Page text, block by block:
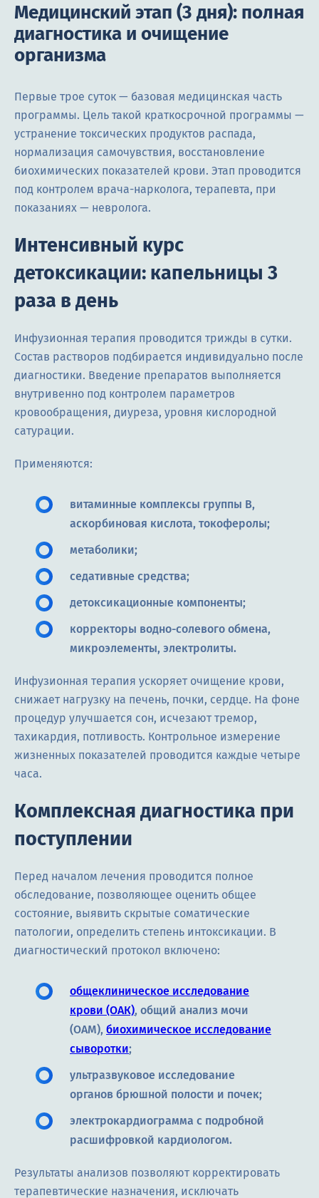
Медицинский этап (3 дня): полная
диагностика и очищение
организма
Первые трое суток — базовая медицинская часть
программы. Цель такой краткосрочной программы —
устранение токсических продуктов распада,
нормализация самочувствия, восстановление
биохимических показателей крови. Этап проводится
под контролем врача-нарколога, терапевта, при
показаниях — невролога.
Интенсивный курс
детоксикации: капельницы 3
раза в день
Инфузионная терапия проводится трижды в сутки.
Состав растворов подбирается индивидуально после
диагностики. Введение препаратов выполняется
внутривенно под контролем параметров
кровообращения, диуреза, уровня кислородной
сатурации.
Применяются:
витаминные комплексы группы B,
аскорбиновая кислота, токоферолы;
метаболики;
седативные средства;
детоксикационные компоненты;
корректоры водно-солевого обмена,
микроэлементы, электролиты.
Инфузионная терапия ускоряет очищение крови,
снижает нагрузку на печень, почки, сердце. На фоне
процедур улучшается сон, исчезают тремор,
тахикардия, потливость. Контрольное измерение
жизненных показателей проводится каждые четыре
часа.
Комплексная диагностика при
поступлении
Перед началом лечения проводится полное
обследование, позволяющее оценить общее
состояние, выявить скрытые соматические
патологии, определить степень интоксикации. В
диагностический протокол включено:
общеклиническое исследование
крови (ОАК), общий анализ мочи
(ОАМ), биохимическое исследование
сыворотки;
ультразвуковое исследование
органов брюшной полости и почек;
электрокардиограмма с подробной
расшифровкой кардиологом.
Результаты анализов позволяют корректировать
терапевтические назначения, исключать